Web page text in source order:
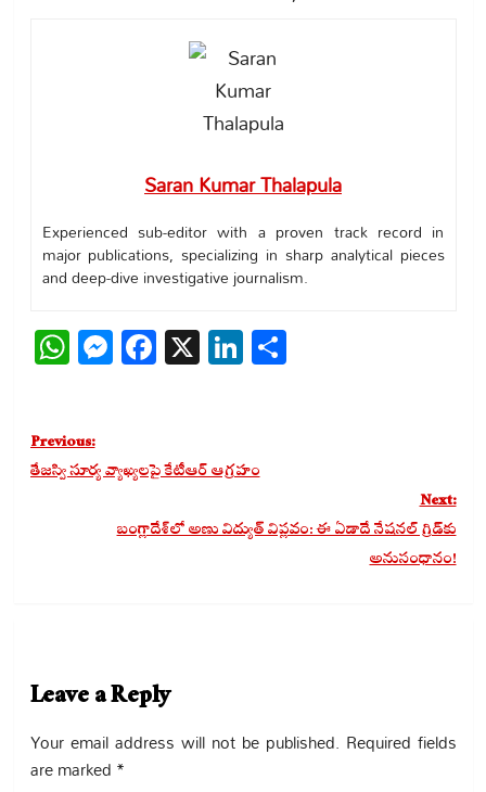
Saran Kumar Thalapula
Experienced sub-editor with a proven track record in
major publications, specializing in sharp analytical pieces
and deep-dive investigative journalism.
WhatsApp
Messenger
Facebook
X LinkedIn
Share
Post
navigation
Previous:
తేజస్వి సూర్య వ్యాఖ్యలపై కేటీఆర్ ఆగ్రహం
Next:
బంగ్లాదేశ్‌లో అణు విద్యుత్ విప్లవం: ఈ ఏడాదే నేషనల్ గ్రిడ్‌కు
అనుసంధానం!
Leave a Reply
Your email address will not be published. Required fields
are marked *